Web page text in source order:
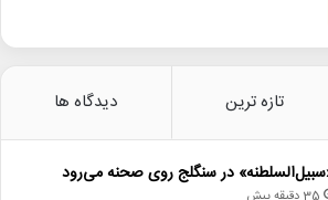
تازه ترین دیدگاه ها
در سنگلج روی صحنه می‌رود